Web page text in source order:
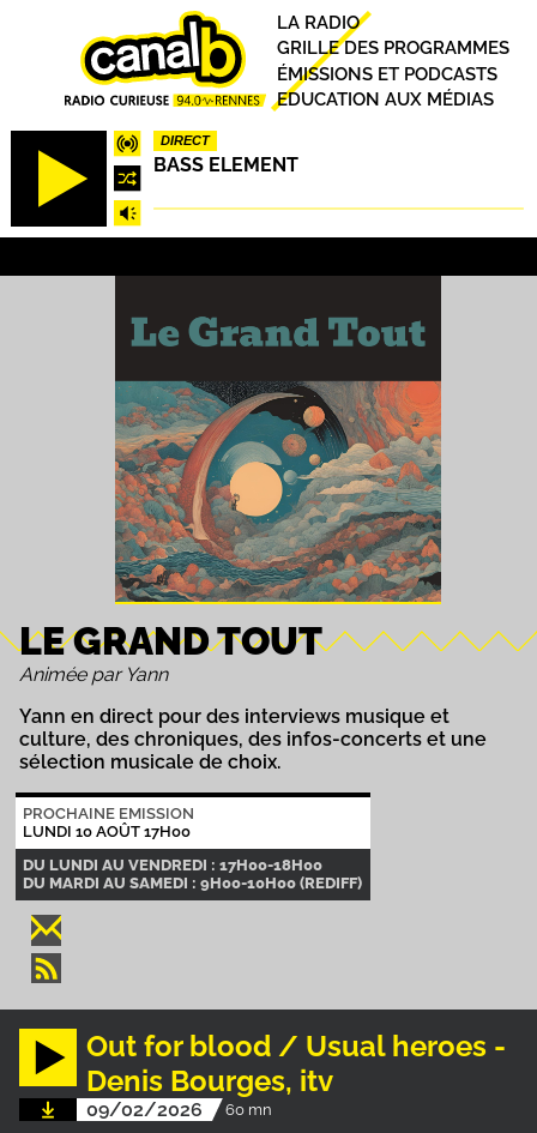
DIRECT
BASS ELEMENT
Principal
LA RADIO
GRILLE DES PROGRAMMES
ÉMISSIONS ET PODCASTS
EDUCATION AUX MÉDIAS
LE GRAND TOUT
Animée par Yann
Yann en direct pour des interviews musique et
culture, des chroniques, des infos-concerts et une
sélection musicale de choix.
PROCHAINE EMISSION
LUNDI 10 AOÛT 17H00
DU LUNDI AU VENDREDI : 17H00-18H00
DU MARDI AU SAMEDI : 9H00-10H00 (REDIFF)
Out for blood / Usual heroes -
Denis Bourges, itv
09/02/2026 60 mn